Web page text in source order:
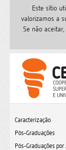
Este sítio
valorizamos a
Se não
Formação
Caracterização
Pós-Graduações
Pós-Graduações por